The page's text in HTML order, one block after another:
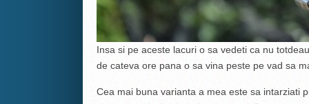
Insa si pe aceste lacuri o sa vedeti ca nu
de cateva ore pana o sa vina peste pe vad sa
Cea mai buna varianta a mea este sa intarziati